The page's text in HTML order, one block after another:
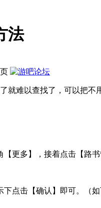
法
就难以查找了，可以把不
更多】，接着点击【路
点击【确认】即可。（如